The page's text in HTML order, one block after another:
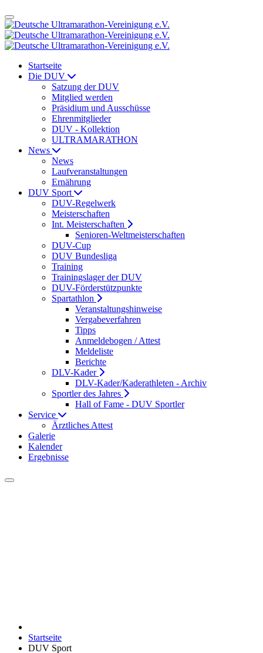
Startseite
Die DUV
Satzung der DUV
Mitglied werden
Präsidium und Ausschüsse
Ehrenmitglieder
DUV - Kollektion
ULTRAMARATHON
News
News
Laufveranstaltungen
Ernährung
DUV Sport
DUV-Regelwerk
Meisterschaften
Int. Meisterschaften
Senioren-Weltmeisterschaften
DUV-Cup
DUV Bundesliga
Training
Trainingslager der DUV
DUV-Förderstützpunkte
Spartathlon
Veranstaltungshinweise
Vergabeverfahren
Tipps
Anmeldebogen / Attest
Meldeliste
Berichte
DLV-Kader
DLV-Kader/Kaderathleten - Archiv
Sportler des Jahres
Hall of Fame - DUV Sportler
Service
Ärztliches Attest
Galerie
Kalender
Ergebnisse
100km-Straßenlauf DM, sondern vier offizielle Deutsche
Meisterschaften auf folgenden Ultramarathondistanzen
durchgeführt: